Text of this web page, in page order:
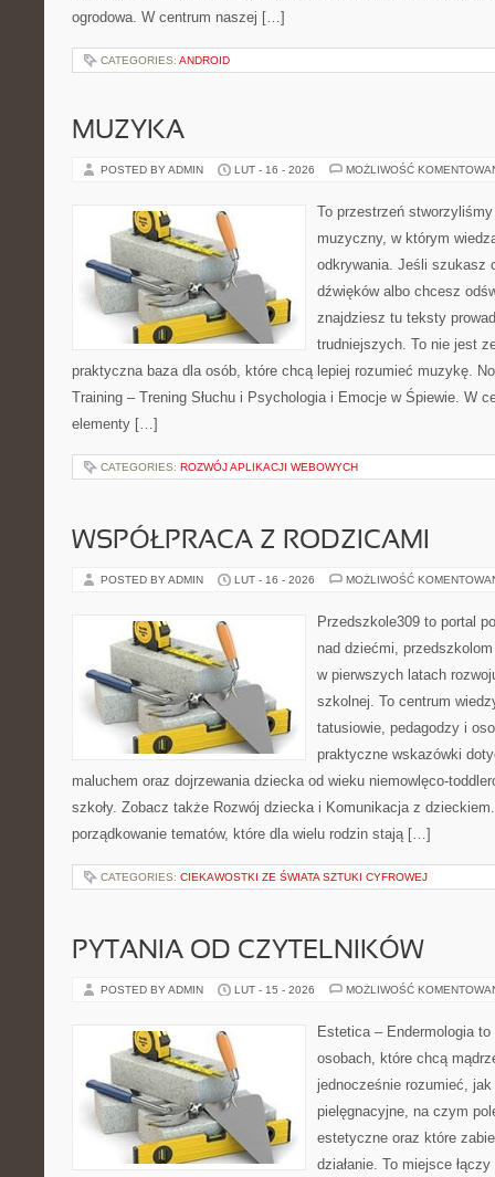
ogrodowa. W centrum naszej […]
CATEGORIES: ANDROID
MUZYKA
POSTED BY ADMIN LUT - 16 - 2026 MOŻLIWOŚĆ
To przestrzeń
muzyczny, w którym
odkrywania. Jeśli szukasz
dźwięków albo chcesz
znajdziesz tu teksty
trudniejszych. To nie jest
praktyczna baza dla osób, które chcą lepiej rozumieć muzykę.
Training – Trening Słuchu i Psychologia i Emocje w Śpiewie. W
elementy […]
CATEGORIES: ROZWÓJ APLIKACJI WEBOWYCH
WSPÓŁPRACA Z RODZICAMI
POSTED BY ADMIN LUT - 16 - 2026 MOŻLIWOŚĆ
Przedszkole309 to portal
nad dziećmi,
w pierwszych latach
szkolnej. To centrum
tatusiowie, pedagodzy i
praktyczne wskazówki
maluchem oraz dojrzewania dziecka od wieku niemowlęco-
szkoły. Zobacz także Rozwój dziecka i Komunikacja z
porządkowanie tematów, które dla wielu rodzin stają […]
CATEGORIES: CIEKAWOSTKI ZE ŚWIATA SZTUKI CYFROWEJ
PYTANIA OD CZYTELNIKÓW
POSTED BY ADMIN LUT - 15 - 2026 MOŻLIWOŚĆ
Estetica – Endermologia
osobach, które chcą
jednocześnie rozumieć, jak
pielęgnacyjne, na czym
estetyczne oraz które
działanie. To miejsce